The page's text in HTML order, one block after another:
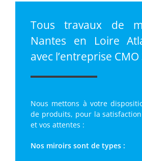
Tous travaux de
Nantes en Loire
avec l’entreprise CMO
Nous mettons à votre
de produits, pour la
et vos attentes :
Nos miroirs sont de types :